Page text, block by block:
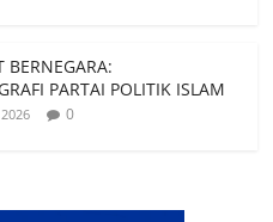
BERNEGARA:
PARTAI POLITIK ISLAM
0